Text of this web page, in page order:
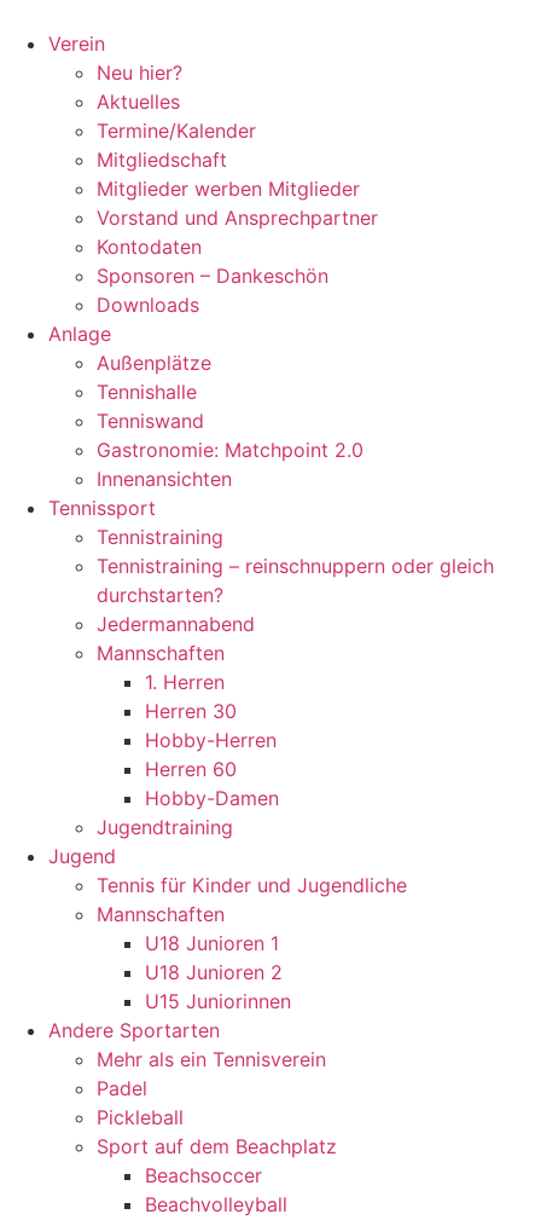
Inhalt
springen
Verein
Neu hier?
Aktuelles
Termine/Kalender
Mitgliedschaft
Mitglieder werben Mitglieder
Vorstand und Ansprechpartner
Kontodaten
Sponsoren – Dankeschön
Downloads
Anlage
Außenplätze
Tennishalle
Tenniswand
Gastronomie: Matchpoint 2.0
Innenansichten
Tennissport
Tennistraining
Tennistraining – reinschnuppern oder gleich
durchstarten?
Jedermannabend
Mannschaften
1. Herren
Herren 30
Hobby-Herren
Herren 60
Hobby-Damen
Jugendtraining
Jugend
Tennis für Kinder und Jugendliche
Mannschaften
U18 Junioren 1
U18 Junioren 2
U15 Juniorinnen
Andere Sportarten
Mehr als ein Tennisverein
Padel
Pickleball
Sport auf dem Beachplatz
Beachsoccer
Beachvolleyball